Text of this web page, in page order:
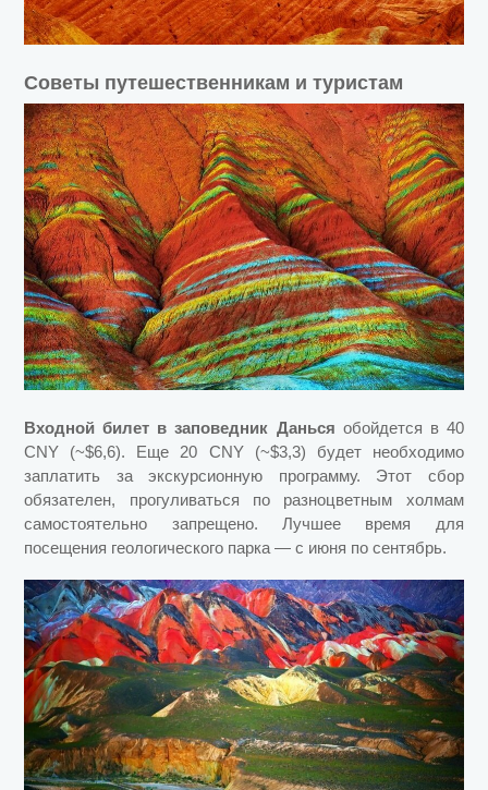
Советы путешественникам и туристам
Входной билет в заповедник Данься обойдется в 40
CNY (~$6,6). Еще 20 CNY (~$3,3) будет необходимо
заплатить за экскурсионную программу. Этот сбор
обязателен, прогуливаться по разноцветным холмам
самостоятельно запрещено. Лучшее время для
посещения геологического парка — с июня по сентябрь.